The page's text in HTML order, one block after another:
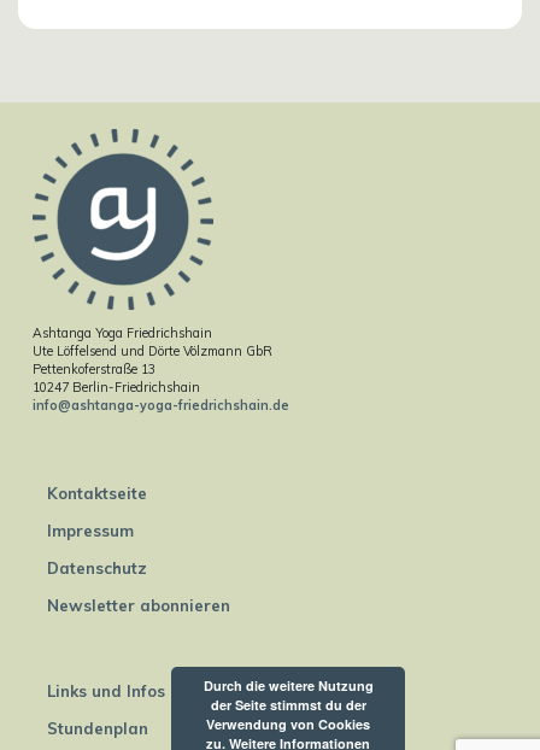
Ashtanga Yoga Friedrichshain
Ute Löffelsend und Dörte Völzmann GbR
Pettenkoferstraße 13
10247 Berlin-Friedrichshain
info@ashtanga-yoga-friedrichshain.de
Kontaktseite
Impressum
Datenschutz
Newsletter abonnieren
Links und Infos
Stundenplan
Durch die weitere Nutzung
der Seite stimmst du der
Verwendung von Cookies
zu. Weitere Informationen